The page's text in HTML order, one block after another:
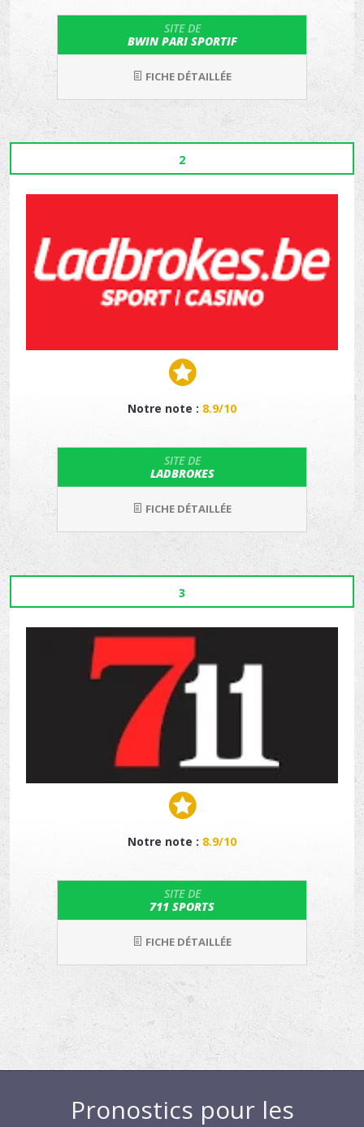
SITE DE
BWIN PARI SPORTIF
FICHE DÉTAILLÉE
2
Notre note : 8.9/10
SITE DE
LADBROKES
FICHE DÉTAILLÉE
3
Notre note : 8.9/10
SITE DE
711 SPORTS
FICHE DÉTAILLÉE
Pronostics pour les